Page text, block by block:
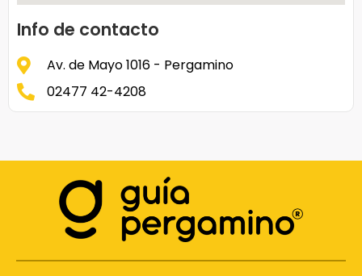
Info de contacto
Av. de Mayo 1016 - Pergamino
02477 42-4208